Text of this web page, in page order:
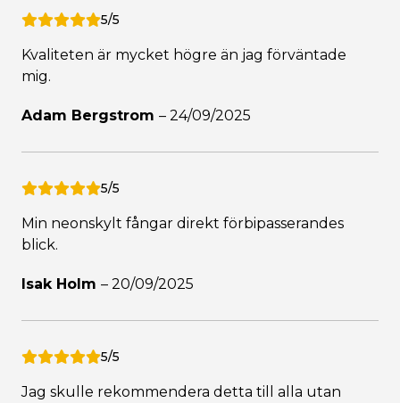
5/5
Kvaliteten är mycket högre än jag förväntade
mig.
Adam Bergstrom – 24/09/2025
5/5
Min neonskylt fångar direkt förbipasserandes
blick.
Isak Holm – 20/09/2025
5/5
Jag skulle rekommendera detta till alla utan